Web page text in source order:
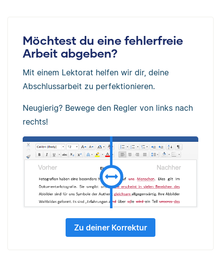
Möchtest du eine fehlerfreie
Arbeit abgeben?
Mit einem Lektorat helfen wir dir, deine
Abschlussarbeit zu perfektionieren.
Neugierig? Bewege den Regler von links nach
rechts!
Zu deiner Korrektur